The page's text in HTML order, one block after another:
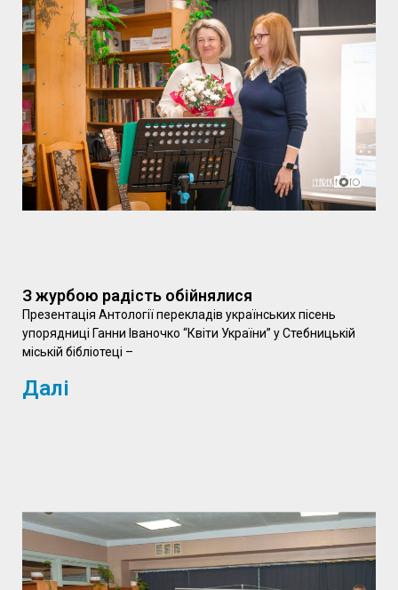
З журбою радість обійнялися
Презентація Антології перекладів українських пісень
упорядниці Ганни Іваночко “Квіти України” у Стебницькій
міській бібліотеці –
Далі